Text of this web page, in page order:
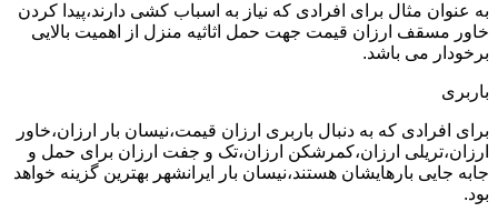
به عنوان مثال برای افرادی که نیاز به اسباب کشی دارند،پیدا کردن
خاور مسقف ارزان قیمت جهت حمل اثاثیه منزل از اهمیت بالایی
برخودار می باشد.
باربری
برای افرادی که به دنبال باربری ارزان قیمت،نیسان بار ارزان،خاور
ارزان،تریلی ارزان،کمرشکن ارزان،تک و جفت ارزان برای حمل و
جابه جایی بارهایشان هستند،نیسان بار ایرانشهر بهترین گزینه خواهد
بود.